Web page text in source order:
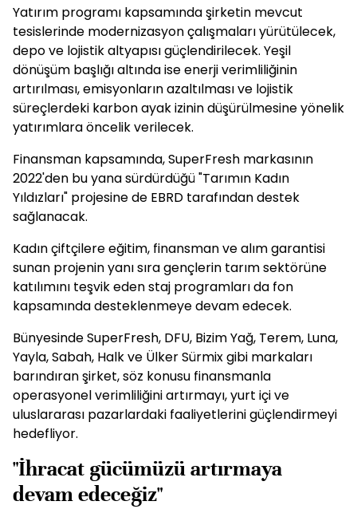
Yatırım programı kapsamında şirketin mevcut
tesislerinde modernizasyon çalışmaları yürütülecek,
depo ve lojistik altyapısı güçlendirilecek. Yeşil
dönüşüm başlığı altında ise enerji verimliliğinin
artırılması, emisyonların azaltılması ve lojistik
süreçlerdeki karbon ayak izinin düşürülmesine yönelik
yatırımlara öncelik verilecek.
Finansman kapsamında, SuperFresh markasının
2022'den bu yana sürdürdüğü "Tarımın Kadın
Yıldızları" projesine de EBRD tarafından destek
sağlanacak.
Kadın çiftçilere eğitim, finansman ve alım garantisi
sunan projenin yanı sıra gençlerin tarım sektörüne
katılımını teşvik eden staj programları da fon
kapsamında desteklenmeye devam edecek.
Bünyesinde SuperFresh, DFU, Bizim Yağ, Terem, Luna,
Yayla, Sabah, Halk ve Ülker Sürmix gibi markaları
barındıran şirket, söz konusu finansmanla
operasyonel verimliliğini artırmayı, yurt içi ve
uluslararası pazarlardaki faaliyetlerini güçlendirmeyi
hedefliyor.
"İhracat gücümüzü artırmaya
devam edeceğiz"